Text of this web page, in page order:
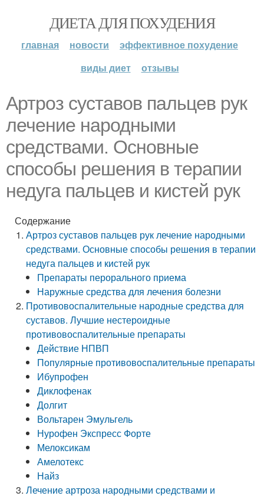
ДИЕТА ДЛЯ ПОХУДЕНИЯ
главная новости
эффективное похудение
виды диет
отзывы
Артроз суставов пальцев рук
лечение народными
средствами. Основные
способы решения в терапии
недуга пальцев и кистей рук
Содержание
Артроз суставов пальцев рук лечение народными
средствами. Основные способы решения в терапии
недуга пальцев и кистей рук
Препараты перорального приема
Наружные средства для лечения болезни
Противовоспалительные народные средства для
суставов. Лучшие нестероидные
противовоспалительные препараты
Действие НПВП
Популярные противовоспалительные препараты
Ибупрофен
Диклофенак
Долгит
Вольтарен Эмульгель
Нурофен Экспресс Форте
Мелоксикам
Амелотекс
Найз
Лечение артроза народными средствами и